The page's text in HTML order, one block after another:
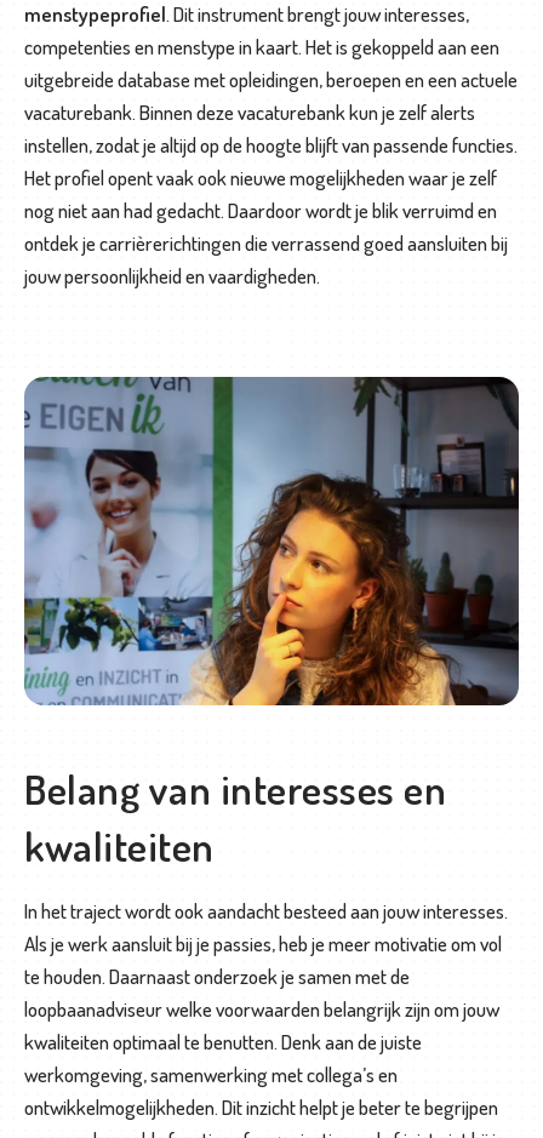
menstypeprofiel. Dit instrument brengt jouw interesses,
competenties en menstype in kaart. Het is gekoppeld aan een
uitgebreide database met opleidingen, beroepen en een actuele
vacaturebank. Binnen deze vacaturebank kun je zelf alerts
instellen, zodat je altijd op de hoogte blijft van passende functies.
Het profiel opent vaak ook nieuwe mogelijkheden waar je zelf
nog niet aan had gedacht. Daardoor wordt je blik verruimd en
ontdek je carrièrerichtingen die verrassend goed aansluiten bij
jouw persoonlijkheid en vaardigheden.
Belang van interesses en
kwaliteiten
In het traject wordt ook aandacht besteed aan jouw interesses.
Als je werk aansluit bij je passies, heb je meer motivatie om vol
te houden. Daarnaast onderzoek je samen met de
loopbaanadviseur welke voorwaarden belangrijk zijn om jouw
kwaliteiten optimaal te benutten. Denk aan de juiste
werkomgeving, samenwerking met collega’s en
ontwikkelmogelijkheden. Dit inzicht helpt je beter te begrijpen